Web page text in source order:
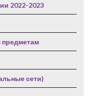
2022-2023
сети)